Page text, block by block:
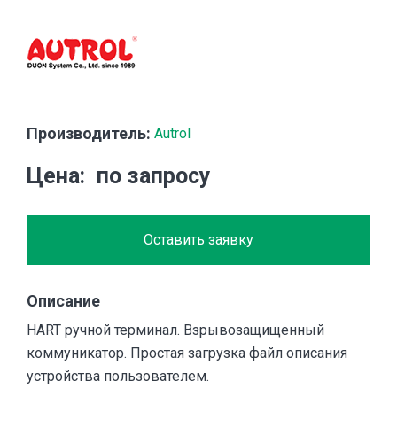
Производитель: Autrol
Цена по запросу
Оставить заявку
Описание
HART ручной терминал. Взрывозащищенный
коммуникатор. Простая загрузка файл описания
устройства пользователем.